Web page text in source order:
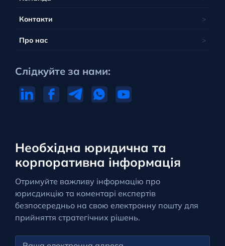
Необхідна юридична та
корпоративна інформація
Отримуйте важливу інформацію про
юрисдикцію та коментарі експертів
безпосередньо на свою електронну пошту для
прийняття стратегічних рішень.
Контакти
Про нас
Слідкуйте за нами: